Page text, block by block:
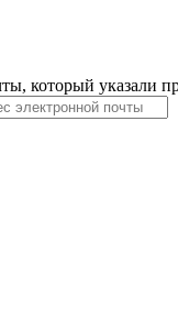
который указали